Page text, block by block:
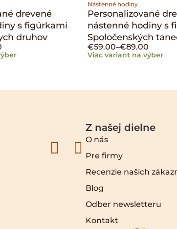
drevené
s figúrkami
druhov
Nástenné hodiny
Personalizované
nástenné hodiny s
Spoločenských
€59.00–€89.00
Viac variant na výber
Z našej dielne
O nás
Pre firmy
Recenzie našich
Blog
Odber newsletteru
Kontakt